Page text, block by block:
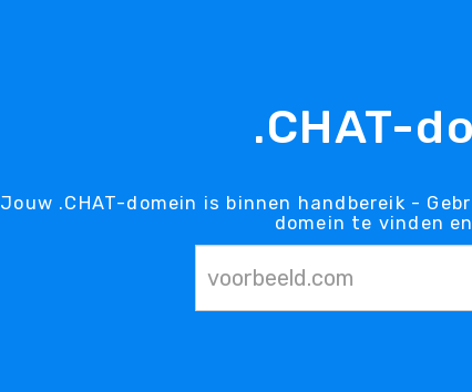
.CHAT-
Jouw .CHAT-domein is binnen handbereik -
domein te vinden